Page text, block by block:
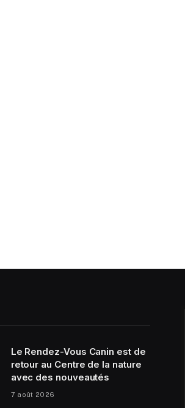
Le Rendez-Vous Canin est de
retour au Centre de la nature
avec des nouveautés
7 août 2026